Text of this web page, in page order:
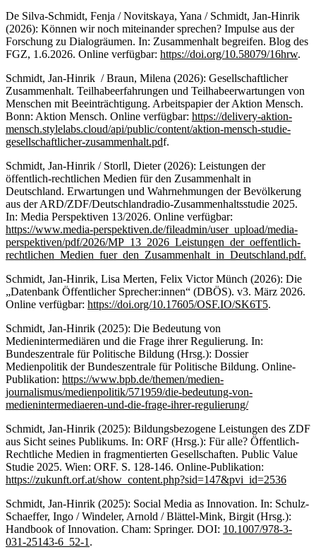
De Silva-Schmidt, Fenja / Novitskaya, Yana / Schmidt, Jan-Hinrik
(2026): Können wir noch miteinander sprechen? Impulse aus der
Forschung zu Dialogräumen. In: Zusammenhalt begreifen. Blog des
FGZ, 1.6.2026. Online verfügbar: https://doi.org/10.58079/16hrw.
Schmidt, Jan-Hinrik / Braun, Milena (2026): Gesellschaftlicher
Zusammenhalt. Teilhabeerfahrungen und Teilhabeerwartungen von
Menschen mit Beeinträchtigung. Arbeitspapier der Aktion Mensch.
Bonn: Aktion Mensch. Online verfügbar: https://delivery-aktion-
mensch.stylelabs.cloud/api/public/content/aktion-mensch-studie-
gesellschaftlicher-zusammenhalt.pdf.
Schmidt, Jan-Hinrik / Storll, Dieter (2026): Leistungen der
öffentlich-rechtlichen Medien für den Zusammenhalt in
Deutschland. Erwartungen und Wahrnehmungen der Bevölkerung
aus der ARD/ZDF/Deutschlandradio-Zusammenhaltsstudie 2025.
In: Media Perspektiven 13/2026. Online verfügbar:
https://www.media-perspektiven.de/fileadmin/user_upload/media-
perspektiven/pdf/2026/MP_13_2026_Leistungen_der_oeffentlich-
rechtlichen_Medien_fuer_den_Zusammenhalt_in_Deutschland.pdf.
Schmidt, Jan-Hinrik, Lisa Merten, Felix Victor Münch (2026): Die
„Datenbank Öffentlicher Sprecher:innen“ (DBÖS). v3. März 2026.
Online verfügbar: https://doi.org/10.17605/OSF.IO/SK6T5.
Schmidt, Jan-Hinrik (2025): Die Bedeutung von
Medienintermediären und die Frage ihrer Regulierung. In:
Bundeszentrale für Politische Bildung (Hrsg.): Dossier
Medienpolitik der Bundeszentrale für Politische Bildung. Online-
Publikation: https://www.bpb.de/themen/medien-
journalismus/medienpolitik/571959/die-bedeutung-von-
medienintermediaeren-und-die-frage-ihrer-regulierung/
Schmidt, Jan-Hinrik (2025): Bildungsbezogene Leistungen des ZDF
aus Sicht seines Publikums. In: ORF (Hrsg.): Für alle? Öffentlich-
Rechtliche Medien in fragmentierten Gesellschaften. Public Value
Studie 2025. Wien: ORF. S. 128-146. Online-Publikation:
https://zukunft.orf.at/show_content.php?sid=147&pvi_id=2536
Schmidt, Jan-Hinrik (2025): Social Media as Innovation. In: Schulz-
Schaeffer, Ingo / Windeler, Arnold / Blättel-Mink, Birgit (Hrsg.):
Handbook of Innovation. Cham: Springer. DOI: 10.1007/978-3-
031-25143-6_52-1 .